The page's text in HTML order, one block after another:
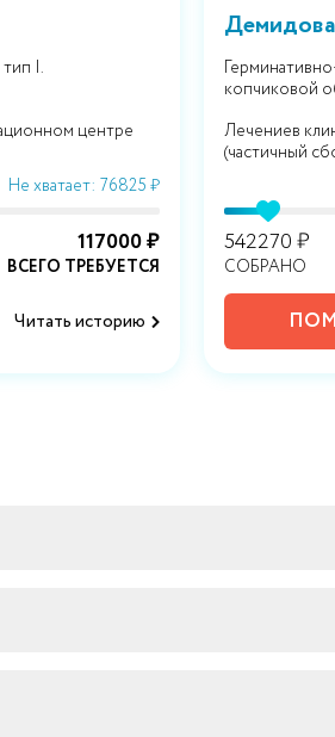
I.
центре
Не хватает: 76825 ₽
117000 ₽
ВСЕГО ТРЕБУЕТСЯ
Читать историю
копчиковой
Лечениев
(частичный
542270 ₽
СОБРАНО